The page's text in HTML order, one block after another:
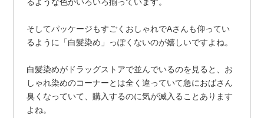
そしてパッケージもすごくおしゃれでAさんも仰ってい
るように「白髪染め」っぽくないのが嬉しいですよね。
白髪染めがドラッグストアで並んでいるのを見ると、お
しゃれ染めのコーナーとは全く違っていて急におばさん
臭くなっていて、購入するのに気が滅入ることあります
よね。